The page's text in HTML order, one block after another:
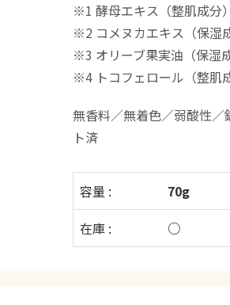
※1 酵母エキス（整肌成分）
※2 コメヌカエキス（保湿
※3 オリーブ果実油（保湿成
※4 トコフェロール（整肌
無香料／無着色／弱酸性
ト済
容量 :
70g
在庫 :
○